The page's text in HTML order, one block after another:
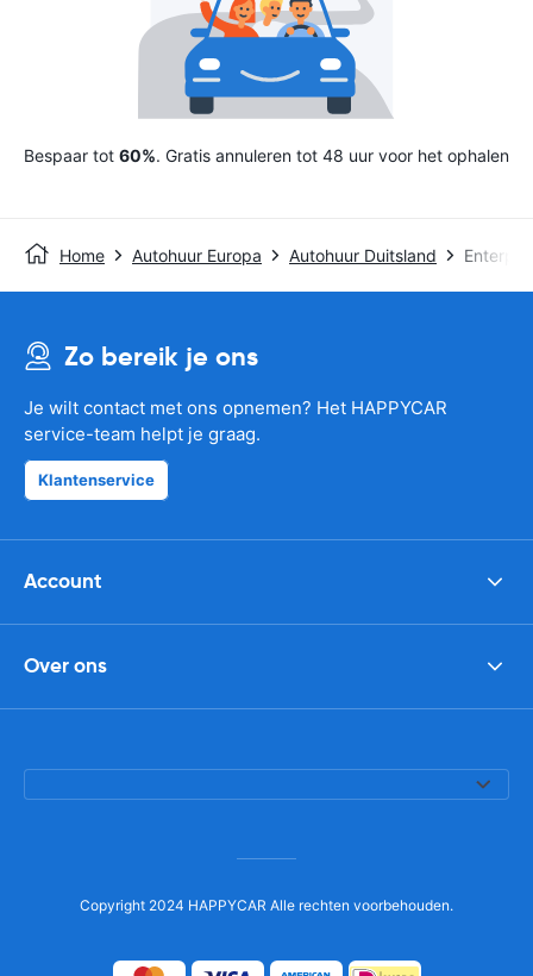
Bespaar tot 60%. Gratis annuleren tot 48 uur voor het ophalen
Home Autohuur Europa Autohuur Duitsland
Zo bereik je ons
Je wilt contact met ons opnemen? Het HAPPYCAR
service-team helpt je graag.
Klantenservice
Account
Over ons
Copyright 2024 HAPPYCAR Alle rechten voorbehouden.